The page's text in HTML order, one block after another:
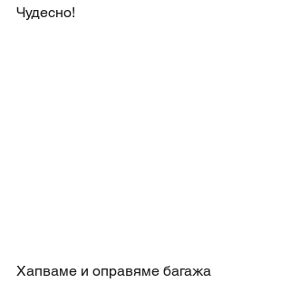
Чудесно!
Хапваме и оправяме багажа